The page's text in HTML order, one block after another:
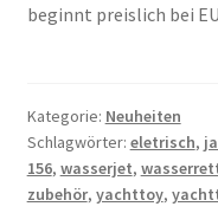
beginnt preislich bei
Kategorie: Neuheiten
Schlagwörter: eletrisch,
156, wasserjet,
zubehör, yachttoy,